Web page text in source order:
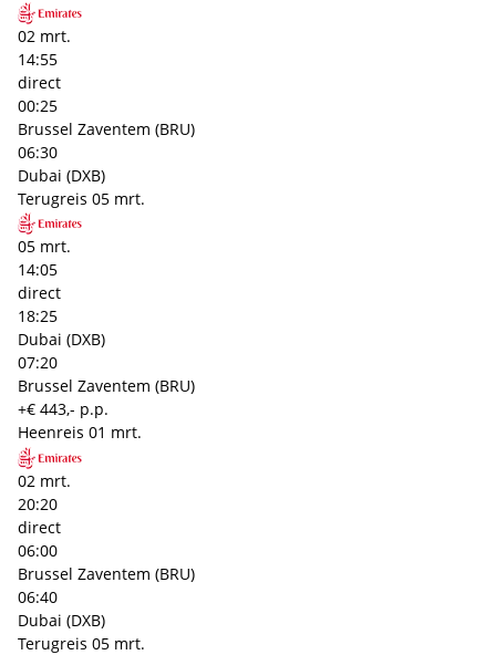
02 mrt.
14:55
direct
00:25
Brussel Zaventem (BRU)
06:30
Dubai (DXB)
Terugreis 05 mrt.
05 mrt.
14:05
direct
18:25
Dubai (DXB)
07:20
Brussel Zaventem (BRU)
+€ 443,- p.p.
Heenreis 01 mrt.
02 mrt.
20:20
direct
06:00
Brussel Zaventem (BRU)
06:40
Dubai (DXB)
Terugreis 05 mrt.